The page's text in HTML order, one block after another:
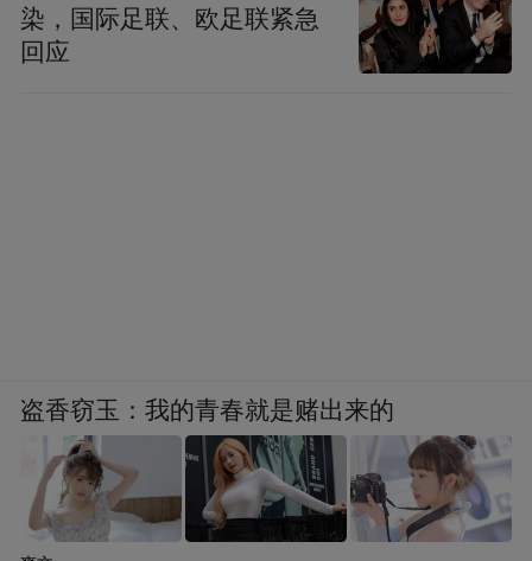
染，国际足联、欧足联紧急
回应
盗香窃玉：我的青春就是赌出来的